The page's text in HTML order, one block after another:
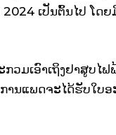
ເປັນຕົ້ນໄປ ໂດ
ວມເອົາເຖິງຢາສູບໄ
ານແພດຈະໄດ້ຮັບໃບ